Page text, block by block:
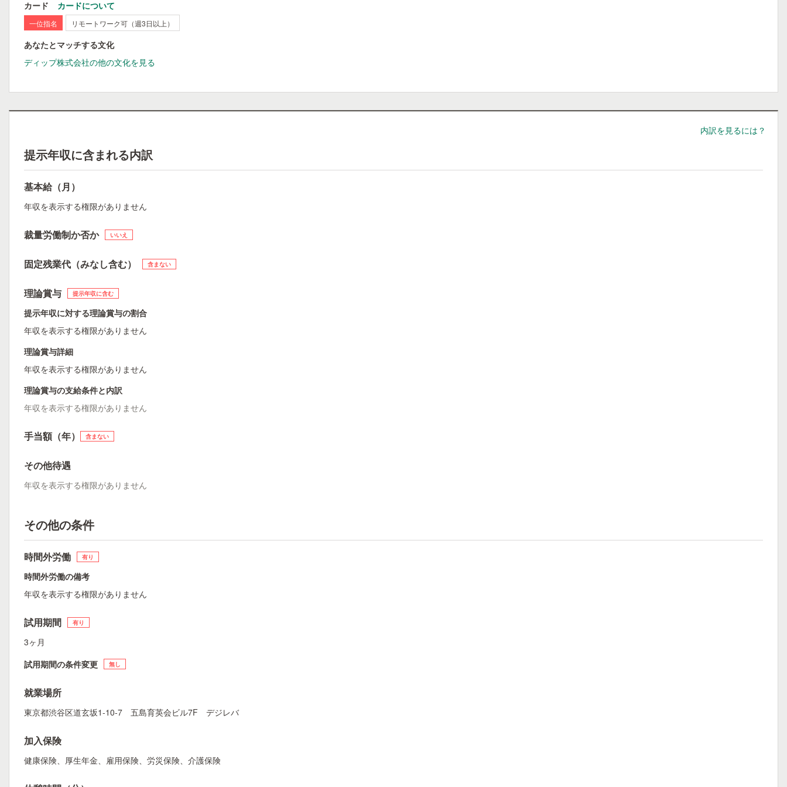
カード カードについて
一位指名 リモートワーク可（週3日以上）
あなたとマッチする文化
ディップ株式会社の他の文化を見る
内訳を見るには？
提示年収に含まれる内訳
基本給（月）
年収を表示する権限がありません
裁量労働制か否か いいえ
固定残業代（みなし含む） 含まない
理論賞与 提示年収に含む
提示年収に対する理論賞与の割合
年収を表示する権限がありません
理論賞与詳細
年収を表示する権限がありません
理論賞与の支給条件と内訳
年収を表示する権限がありません
手当額（年） 含まない
その他待遇
年収を表示する権限がありません
その他の条件
時間外労働 有り
時間外労働の備考
年収を表示する権限がありません
試用期間 有り
3ヶ月
試用期間の条件変更
無し
就業場所
東京都渋谷区道玄坂1-10-7 五島育英会ビル7F デジレバ
加入保険
健康保険、厚生年金、雇用保険、労災保険、介護保険